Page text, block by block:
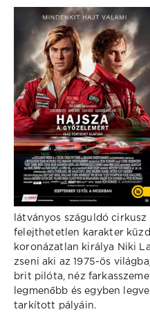
látványos száguldó cirkusz
felejthetetlen karakter
koronázatlan királya Niki
zseni aki az 1975-ös
brit pilóta, néz
legmenőbb és egyben
tarkított pályáin.